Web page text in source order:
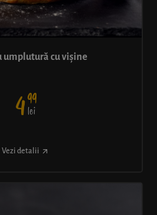
umplutură cu vișine
499
lei
Vezi detalii